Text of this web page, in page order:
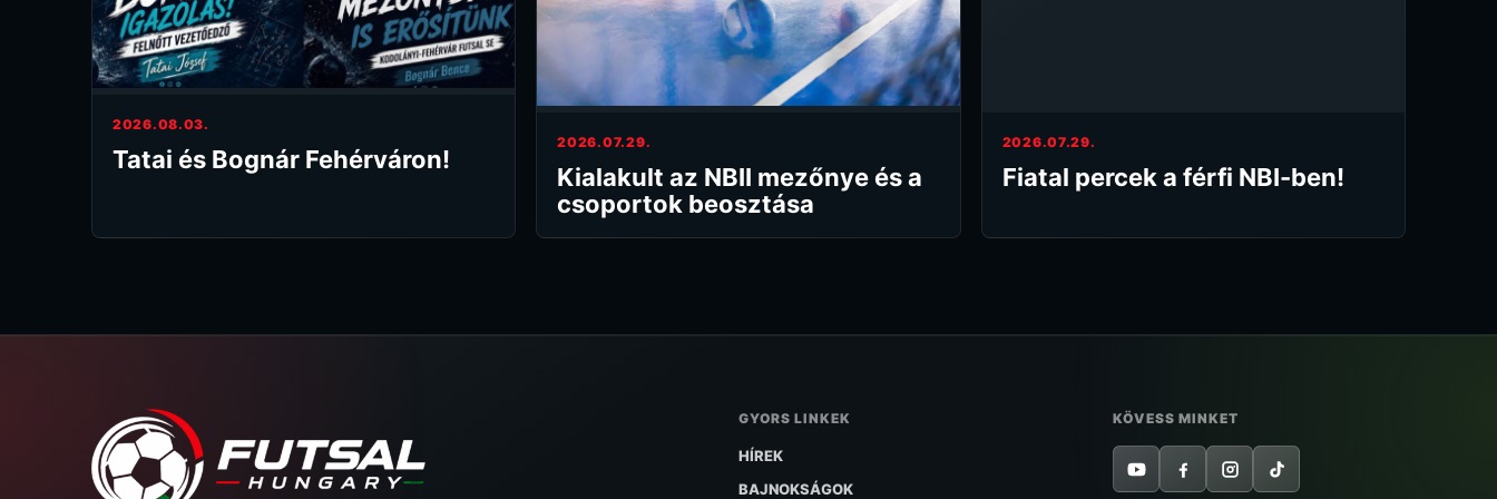
2026.08.03.
Tatai és Bognár Fehérváron!
2026.07.29.
Kialakult az NBII mezőnye és a
csoportok beosztása
2026.07.29.
Fiatal percek a férfi NBI-ben!
GYORS LINKEK
HÍREK
BAJNOKSÁGOK
KÖVESS MINKET